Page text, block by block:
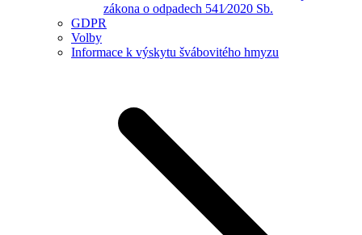
zákona o odpadech 541⁄2020 Sb.
GDPR
Volby
Informace k výskytu švábovitého hmyzu